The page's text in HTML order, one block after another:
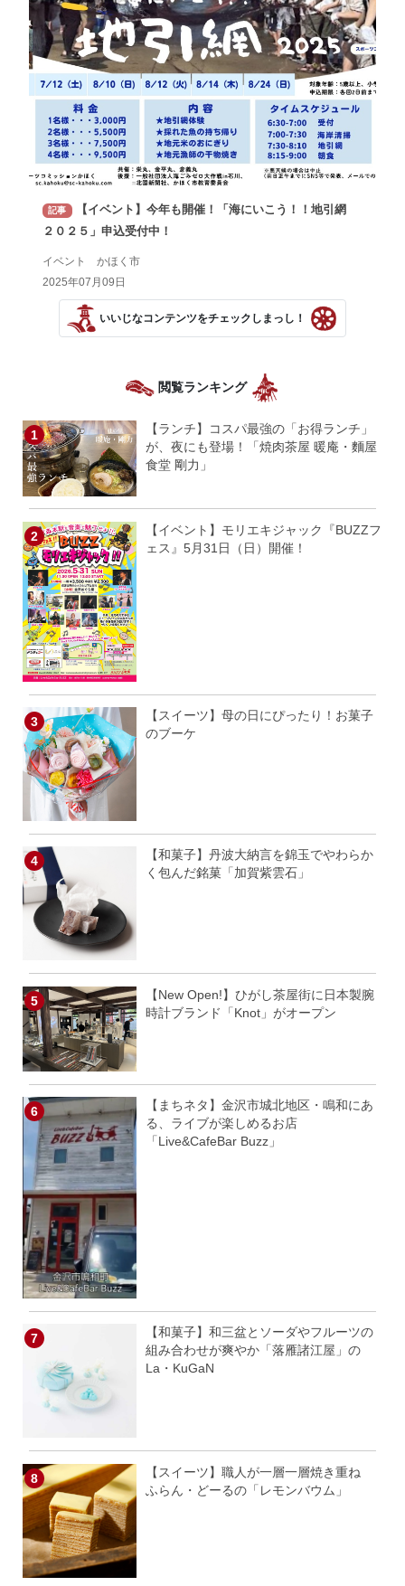
記事
【イベント】今年も開催！「海にいこう！！地引網
２０２５」申込受付中！
イベント かほく市
2025年07月09日
いいじなコンテンツをチェックしまっし！
閲覧ランキング
【ランチ】コスパ最強の「お得ランチ」
が、夜にも登場！「焼肉茶屋 暖庵・麵屋
食堂 剛力」
【イベント】モリエキジャック『BUZZフ
ェス』5月31日（日）開催！
【スイーツ】母の日にぴったり！お菓子
のブーケ
【和菓子】丹波大納言を錦玉でやわらか
く包んだ銘菓「加賀紫雲石」
【New Open!】ひがし茶屋街に日本製腕
時計ブランド「Knot」がオープン
【まちネタ】金沢市城北地区・鳴和にあ
る、ライブが楽しめるお店
「Live&CafeBar Buzz」
【和菓子】和三盆とソーダやフルーツの
組み合わせが爽やか「落雁諸江屋」の
La・KuGaN
【スイーツ】職人が一層一層焼き重ね
ふらん・どーるの「レモンバウム」